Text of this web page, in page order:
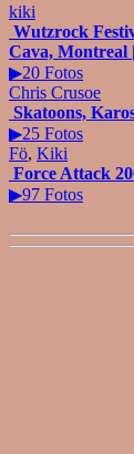
kiki
Wutzrock
Cava, Montreal
▶20 Fotos
Chris Crusoe
Skatoons,
▶25 Fotos
Fö, Kiki
Force Attack
▶97 Fotos